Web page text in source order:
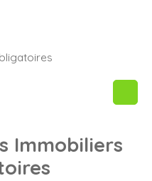
Immobiliers